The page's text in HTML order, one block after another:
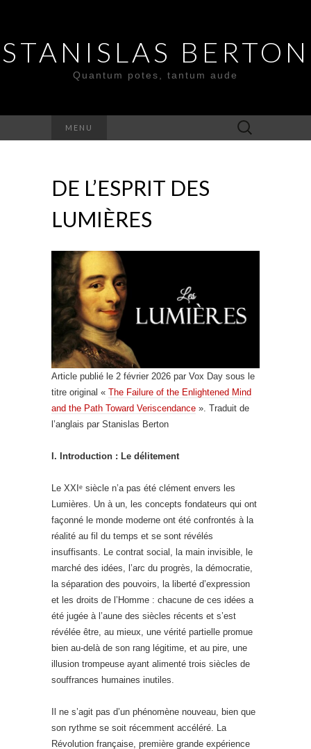
STANISLAS BERTON
Quantum potes, tantum aude
MENU
Search
for:
DE L’ESPRIT DES
LUMIÈRES
Article publié le 2 février 2026 par Vox Day sous le
titre original « The Failure of the Enlightened Mind
and the Path Toward Veriscendance ». Traduit de
l’anglais par Stanislas Berton
I. Introduction : Le délitement
Le XXIᵉ siècle n’a pas été clément envers les
Lumières. Un à un, les concepts fondateurs qui ont
façonné le monde moderne ont été confrontés à la
réalité au fil du temps et se sont révélés
insuffisants. Le contrat social, la main invisible, le
marché des idées, l’arc du progrès, la démocratie,
la séparation des pouvoirs, la liberté d’expression
et les droits de l’Homme : chacune de ces idées a
été jugée à l’aune des siècles récents et s’est
révélée être, au mieux, une vérité partielle promue
bien au-delà de son rang légitime, et au pire, une
illusion trompeuse ayant alimenté trois siècles de
souffrances humaines inutiles.
Il ne s’agit pas d’un phénomène nouveau, bien que
son rythme se soit récemment accéléré. La
Révolution française, première grande expérience